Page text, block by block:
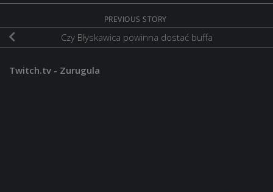
PREVIOUS STORY
Czy Błyskawica powinna dostać buffa
Twitch.tv - Zurugula